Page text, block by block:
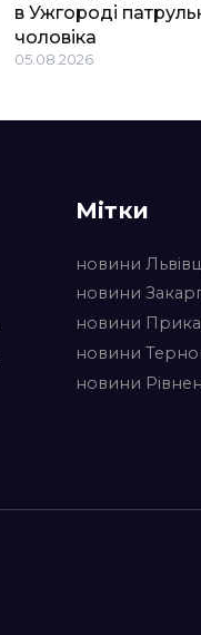
в Ужгороді
чоловіка
05.08.2026
Мітки
новини
новини
новини
новини
новини